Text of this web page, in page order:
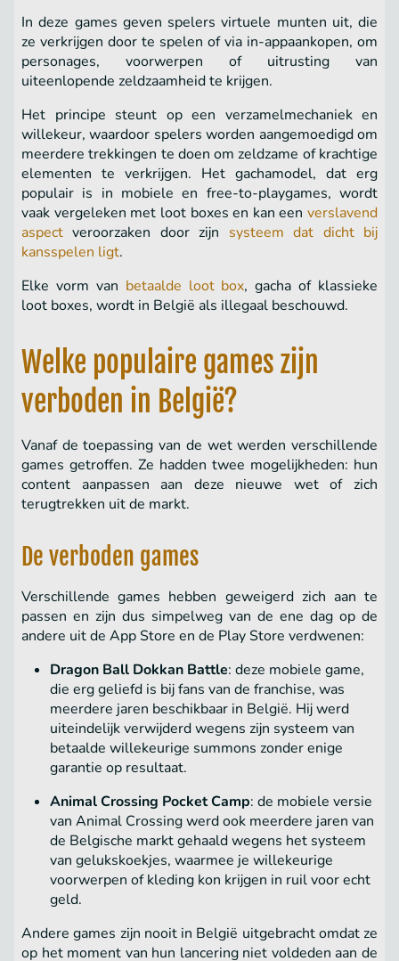
In deze games geven spelers virtuele munten uit, die
ze verkrijgen door te spelen of via in-appaankopen, om
personages, voorwerpen of uitrusting van
uiteenlopende zeldzaamheid te krijgen.
Het principe steunt op een verzamelmechaniek en
willekeur, waardoor spelers worden aangemoedigd om
meerdere trekkingen te doen om zeldzame of krachtige
elementen te verkrijgen. Het gachamodel, dat erg
populair is in mobiele en free-to-playgames, wordt
vaak vergeleken met loot boxes en kan een verslavend
aspect veroorzaken door zijn systeem dat dicht bij
kansspelen ligt.
Elke vorm van betaalde loot box, gacha of klassieke
loot boxes, wordt in België als illegaal beschouwd.
Welke populaire games zijn
verboden in België?
Vanaf de toepassing van de wet werden verschillende
games getroffen. Ze hadden twee mogelijkheden: hun
content aanpassen aan deze nieuwe wet of zich
terugtrekken uit de markt.
De verboden games
Verschillende games hebben geweigerd zich aan te
passen en zijn dus simpelweg van de ene dag op de
andere uit de App Store en de Play Store verdwenen:
Dragon Ball Dokkan Battle: deze mobiele game,
die erg geliefd is bij fans van de franchise, was
meerdere jaren beschikbaar in België. Hij werd
uiteindelijk verwijderd wegens zijn systeem van
betaalde willekeurige summons zonder enige
garantie op resultaat.
Animal Crossing Pocket Camp: de mobiele versie
van Animal Crossing werd ook meerdere jaren van
de Belgische markt gehaald wegens het systeem
van gelukskoekjes, waarmee je willekeurige
voorwerpen of kleding kon krijgen in ruil voor echt
geld.
Andere games zijn nooit in België uitgebracht omdat ze
op het moment van hun lancering niet voldeden aan de